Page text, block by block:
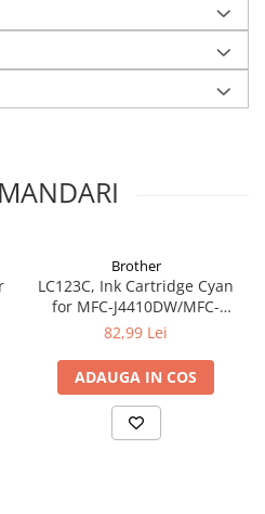
Brother
LC123C, Ink Cartridge Cyan
for MFC-J4410DW/MFC-
J6520DW/MFC-J470DW (600
82,99 Lei
ADAUGA IN COS